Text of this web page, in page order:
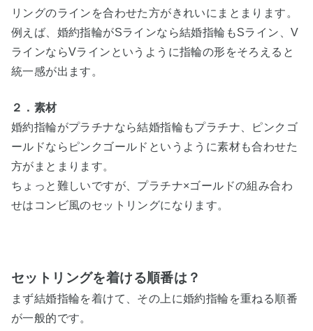
リングのラインを合わせた方がきれいにまとまります。
例えば、婚約指輪がSラインなら結婚指輪もSライン、V
ラインならVラインというように指輪の形をそろえると
統一感が出ます。
２．素材
婚約指輪がプラチナなら結婚指輪もプラチナ、ピンクゴ
ールドならピンクゴールドというように素材も合わせた
方がまとまります。
ちょっと難しいですが、プラチナ×ゴールドの組み合わ
せはコンビ風のセットリングになります。
セットリングを着ける順番は？
まず結婚指輪を着けて、その上に婚約指輪を重ねる順番
が一般的です。